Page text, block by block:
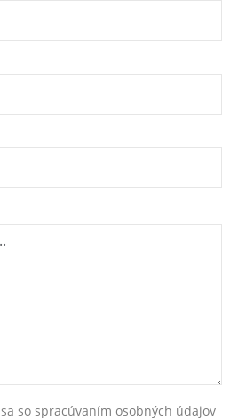
so spracúvaním osobných údajov